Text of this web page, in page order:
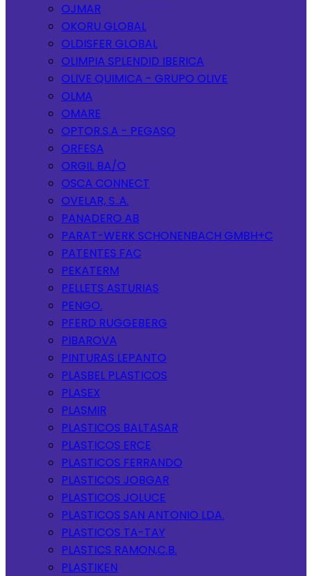
OJMAR
OKORU GLOBAL
OLDISFER GLOBAL
OLIMPIA SPLENDID IBERICA
OLIVE QUIMICA - GRUPO OLIVE
OLMA
OMARE
OPTOR.S.A - PEGASO
ORFESA
ORGIL BA/O
OSCA CONNECT
OVELAR, S..A.
PANADERO AB
PARAT-WERK SCHONENBACH GMBH+C
PATENTES FAC
PEKATERM
PELLETS ASTURIAS
PENGO.
PFERD RUGGEBERG
PIBAROVA
PINTURAS LEPANTO
PLASBEL PLASTICOS
PLASEX
PLASMIR
PLASTICOS BALTASAR
PLASTICOS ERCE
PLASTICOS FERRANDO
PLASTICOS JOBGAR
PLASTICOS JOLUCE
PLASTICOS SAN ANTONIO LDA.
PLASTICOS TA-TAY
PLASTICS RAMON,C.B.
PLASTIKEN